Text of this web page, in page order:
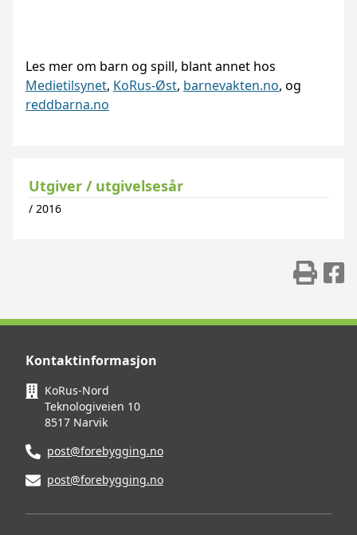
Les mer om barn og spill, blant annet hos
Medietilsynet, KoRus-Øst, barnevakten.no, og
reddbarna.no
Utgiver / utgivelsesår
/ 2016
Kontaktinformasjon
KoRus-Nord
Teknologiveien 10
8517 Narvik
post@forebygging.no
post@forebygging.no